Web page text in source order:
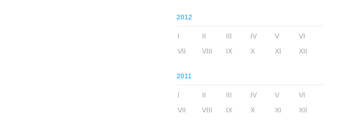
2012
I II III IV V
VI
VII
VIII IX X XI XII
2011
I II III IV V
VI
VII
VIII IX X XI XII